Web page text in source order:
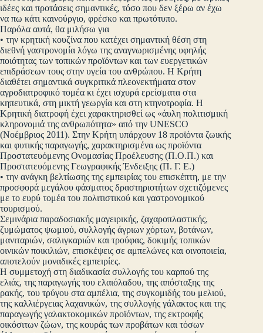
ιδέες και προτάσεις σημαντικές, τόσο που δεν ξέρω αν έχω
να πω κάτι καινούργιο, φρέσκο και πρωτότυπο.
Παρόλα αυτά, θα μιλήσω για
• την κρητική κουζίνα που κατέχει σημαντική θέση στη
διεθνή γαστρονομία λόγω της αναγνωρισμένης υφηλής
ποιότητας των τοπικών προϊόντων και των ευεργετικών
επιδράσεων τους στην υγεία του ανθρώπου. Η Κρήτη
διαθέτει σημαντικά συγκριτικά πλεονεκτήματα στον
αγροδιατροφικό τομέα κι έχει ισχυρά ερείσματα στα
κηπευτικά, στη μικτή γεωργία και στη κτηνοτροφία. Η
Κρητική διατροφή έχει χαρακτηρισθεί ως «άυλη πολιτισμική
κληρονομιά της ανθρωπότητα» από την UNESCO
(Νοέμβριος 2011). Στην Κρήτη υπάρχουν 18 προϊόντα ζωικής
και φυτικής παραγωγής, χαρακτηρισμένα ως προϊόντα
Προστατευόμενης Ονομασίας Προέλευσης (Π.Ο.Π.) και
Προστατευόμενης Γεωγραφικής Ένδειξης (Π. Γ. Ε.)
• την ανάγκη βελτίωσης της εμπειρίας του επισκέπτη, με την
προσφορά μεγάλου φάσματος δραστηριοτήτων σχετιζόμενες
με το ευρύ τομέα του πολιτιστικού και γαστρονομικού
τουρισμού.
Σεμινάρια παραδοσιακής μαγειρικής, ζαχαροπλαστικής,
ζυμώματος ψωμιού, συλλογής άγριων χόρτων, βοτάνων,
μανιταριών, σαλιγκαριών και τρούφας, δοκιμής τοπικών
οινικών ποικιλιών, επισκέψεις σε αμπελώνες και οινοποιεία,
αποτελούν μοναδικές εμπειρίες.
Η συμμετοχή στη διαδικασία συλλογής του καρπού της
ελιάς, της παραγωγής του ελαιόλαδου, της απόσταξης της
ρακής, του τρύγου στα αμπέλια, της συγκομιδής του μελιού,
της καλλιέργειας λαχανικών, της συλλογής γάλακτος και της
παραγωγής γαλακτοκομικών προϊόντων, της εκτροφής
οικόσιτων ζώων, της κουράς των προβάτων και τόσων